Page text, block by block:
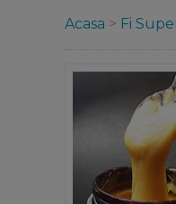
Acasa > Fi